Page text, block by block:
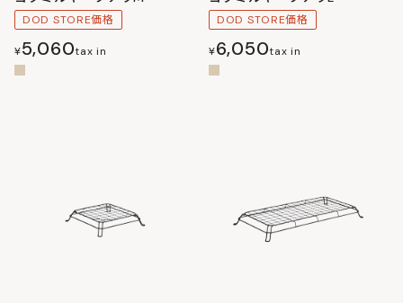
DOD STORE価格
¥5,060tax in
DOD STORE価格
¥6,050tax in